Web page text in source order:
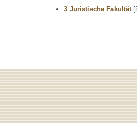
3 Juristische Fakultät